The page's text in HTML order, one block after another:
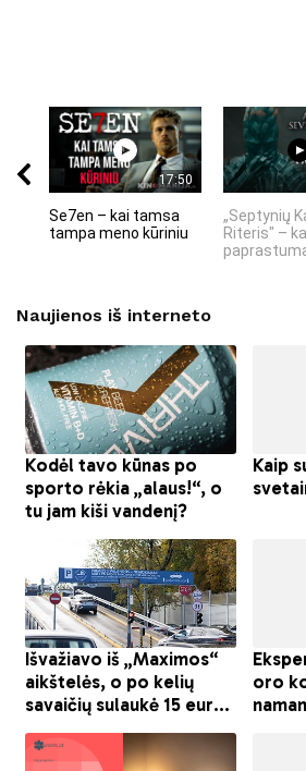
17:50
Se7en – kai tamsa
tampa meno kūriniu
„Septynių
Riteris" –
Naujienos iš interneto